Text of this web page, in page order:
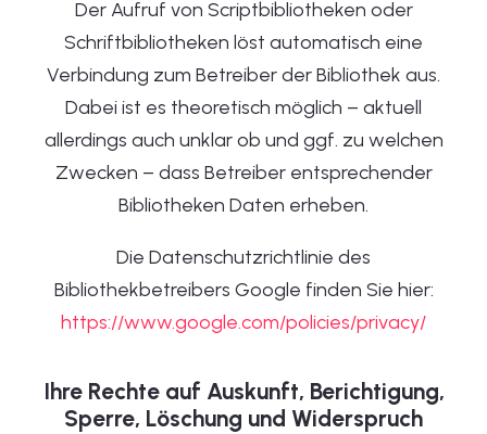
Der Aufruf von Scriptbibliotheken oder
Schriftbibliotheken löst automatisch eine
Verbindung zum Betreiber der Bibliothek aus.
Dabei ist es theoretisch möglich – aktuell
allerdings auch unklar ob und ggf. zu welchen
Zwecken – dass Betreiber entsprechender
Bibliotheken Daten erheben.
Die Datenschutzrichtlinie des
Bibliothekbetreibers Google finden Sie hier:
https://www.google.com/policies/privacy/
Ihre Rechte auf Auskunft, Berichtigung,
Sperre, Löschung und Widerspruch